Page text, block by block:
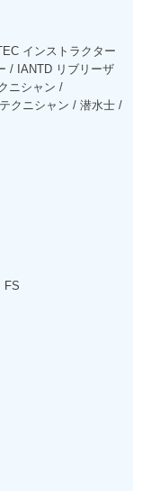
インストラクター
/ IANTD リブリーザ
ニシャン /
クニシャン / 潜水士 /
FS